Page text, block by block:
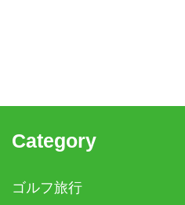
Category
ゴルフ旅行